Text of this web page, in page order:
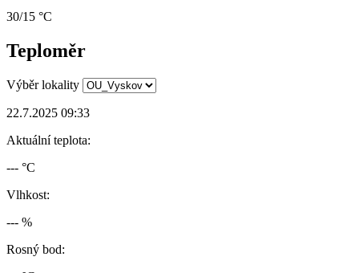
30/15 °C
Teploměr
Výběr lokality
22.7.2025 09:33
Aktuální teplota:
--- °C
Vlhkost:
--- %
Rosný bod: